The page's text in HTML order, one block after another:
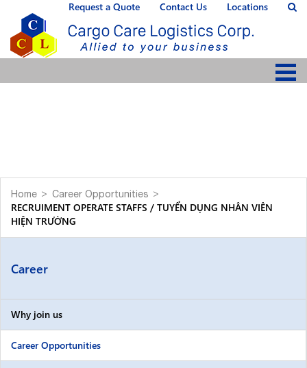
Request a Quote Contact Us Locations
Home Career Opportunities
RECRUIMENT OPERATE STAFFS / TUYỂN DỤNG NHÂN VIÊN
HIỆN TRƯỜNG
Career
Why join us
Career Opportunities